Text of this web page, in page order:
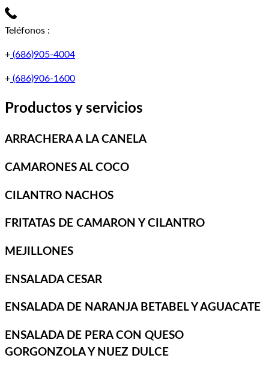
Teléfonos :
+ (686)905-4004
+ (686)906-1600
Productos y servicios
ARRACHERA A LA CANELA
CAMARONES AL COCO
CILANTRO NACHOS
FRITATAS DE CAMARON Y CILANTRO
MEJILLONES
ENSALADA CESAR
ENSALADA DE NARANJA BETABEL Y AGUACATE
ENSALADA DE PERA CON QUESO
GORGONZOLA Y NUEZ DULCE